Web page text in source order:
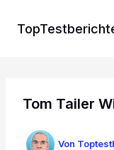
Inhalt
Tom Tailer
Von